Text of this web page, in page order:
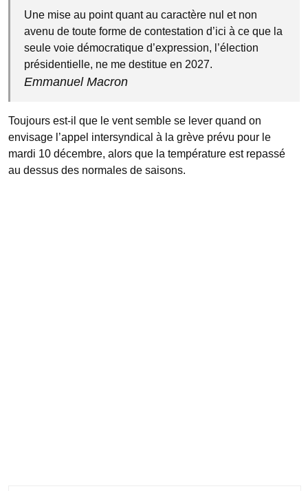
Une mise au point quant au caractère nul et non
avenu de toute forme de contestation d’ici à ce que la
seule voie démocratique d’expression, l’élection
présidentielle, ne me destitue en 2027.
Emmanuel Macron
Toujours est-il que le vent semble se lever quand on
envisage l’appel intersyndical à la grève prévu pour le
mardi 10 décembre, alors que la température est repassé
au dessus des normales de saisons.